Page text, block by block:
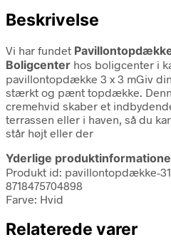
Beskrivelse
Vi har fundet
Boligcenter hos boligcenter i
pavillontopdække 3 x 3 mGiv
stærkt og pænt topdække.
cremehvid skaber et
terrassen eller i haven, så du
står højt eller der
Yderlige
Produkt id: pavillontopdække-
8718475704898
Farve: Hvid
Relaterede varer